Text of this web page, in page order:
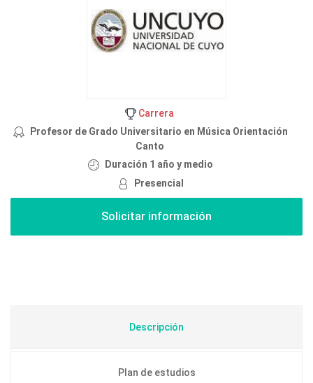
Carrera
Profesor de Grado Universitario en Música Orientación
Canto
Duración 1 año y medio
Presencial
Descripción
Plan de estudios